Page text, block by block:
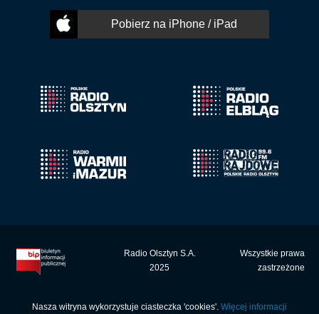
Pobierz na iPhone / iPad
Radio Olsztyn S.A.
2025
Wszystkie prawa
zastrzeżone
Nasza witryna wykorzystuje ciasteczka 'cookies'. Więcej informacji